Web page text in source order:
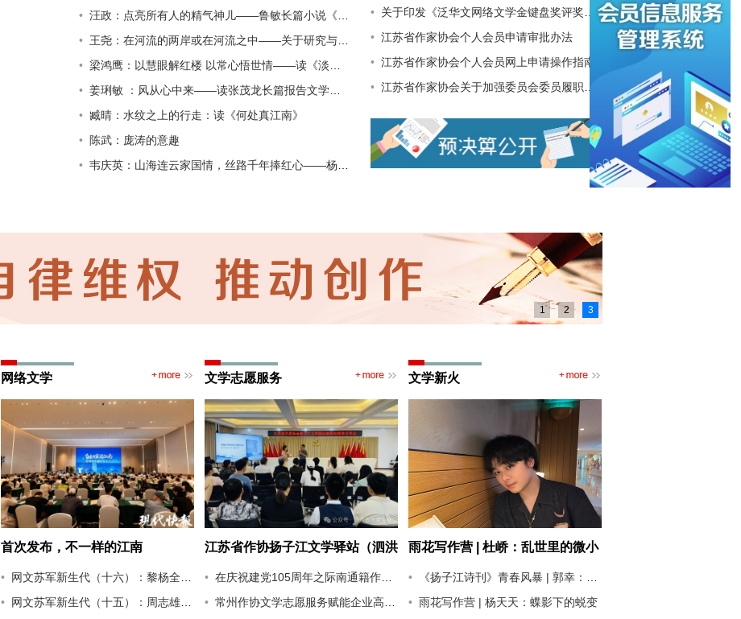
汪政：点亮所有人的精气神儿——鲁敏长篇小说《此时此刻》
王尧：在河流的两岸或在河流之中——关于研究与创作的几个问题
梁鸿鹰：以慧眼解红楼 以常心悟世情——读《淡极始知花更艳》
姜琍敏 ：风从心中来——读张茂龙长篇报告文学《风从江上来》
臧晴：水纹之上的行走：读《何处真江南》
陈武：庞涛的意趣
韦庆英：山海连云家国情，丝路千年捧红心——杨红星长篇报告文学《日出连岛——一座海岛渔村的振兴之路》赏读
江苏省诗词协会负责人人选公示
江苏省网络作家协会第三届理事会候选人建议人选名单公示
关于印发《泛华文网络文学金键盘奖评奖办法》的通知
江苏省作家协会个人会员申请审批办法
江苏省作家协会个人会员网上申请操作指南
江苏省作家协会关于加强委员会委员履职工作的规定
1 2 3
网络文学
首次发布，不一样的江南
网文苏军新生代（十六）：黎杨全点评我是懒大王呀
网文苏军新生代（十五）：周志雄点评核融炉
文学志愿服务
江苏省作协扬子江文学驿站（泗洪
站）阅读分享会在山河社区举办
在庆祝建党105周年之际南通籍作家高保国慰问家乡老共产党员
常州作协文学志愿服务赋能企业高质量发展
文学新火
雨花写作营 | 杜峤：乱世里的微小
救赎《扬子江诗刊》青春风暴 | 郭幸：每一段路都有修一座凉亭的必要
雨花写作营 | 杨天天：蝶影下的蜕变